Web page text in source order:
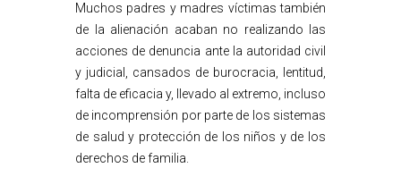
Muchos padres y madres víctimas también
de la alienación acaban no realizando las
acciones de denuncia ante la autoridad civil
y judicial, cansados de burocracia, lentitud,
falta de eficacia y, llevado al extremo, incluso
de incomprensión por parte de los sistemas
de salud y protección de los niños y de los
derechos de familia.